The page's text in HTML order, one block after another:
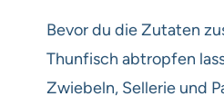
Bevor du die Zutaten
Thunfisch abtropfen
Zwiebeln, Sellerie und